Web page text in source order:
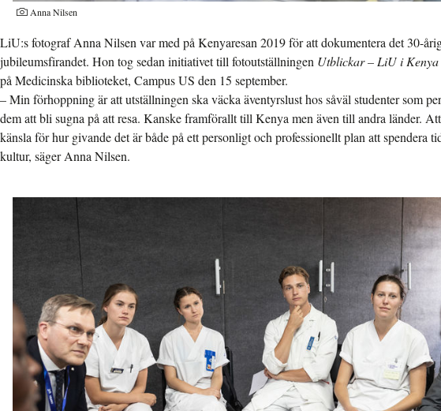
Anna Nilsen
LiU:s fotograf Anna Nilsen var med på Kenyaresan 2019 för att dokumentera det 30-
jubileumsfirandet. Hon tog sedan initiativet till fotoutställningen Utblickar – LiU i Kenya
på Medicinska biblioteket, Campus US den 15 september.
– Min förhoppning är att utställningen ska väcka äventyrslust hos såväl studenter som
dem att bli sugna på att resa. Kanske framförallt till Kenya men även till andra länder.
känsla för hur givande det är både på ett personligt och professionellt plan att spendera
kultur, säger Anna Nilsen.